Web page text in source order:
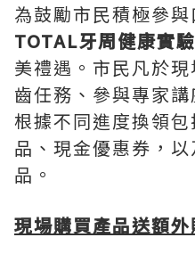
為鼓勵市民積極參與
TOTAL牙周健康實
美禮遇。市民凡於
齒任務、參與專家
根據不同進度換領
品、現金優惠券，
品。
現場購買產品送額外